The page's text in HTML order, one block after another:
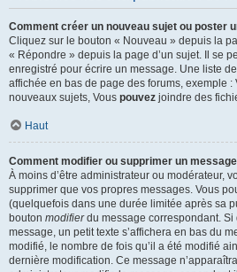
Comment créer un nouveau sujet ou poster
Cliquez sur le bouton « Nouveau » depuis la
« Répondre » depuis la page d’un sujet. Il se
enregistré pour écrire un message. Une liste
affichée en bas de page des forums, exemple :
nouveaux sujets, Vous pouvez joindre des
Haut
Comment modifier ou supprimer un
À moins d’être administrateur ou modérateur,
supprimer que vos propres messages. Vous
(quelquefois dans une durée limitée après sa
bouton modifierdu message correspondant. Si
message, un petit texte s’affichera en bas du
modifié, le nombre de fois qu’il a été modifié
dernière modification. Ce message